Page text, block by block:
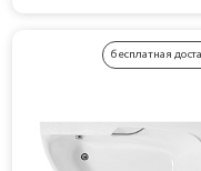
бесплатная